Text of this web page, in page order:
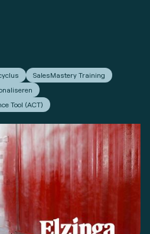
SalesMastery Training
Tool (ACT)